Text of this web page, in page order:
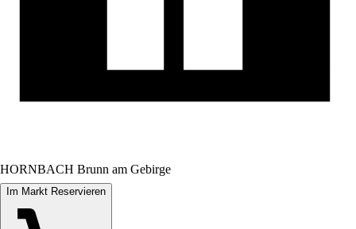
HORNBACH Brunn am Gebirge
Im Markt Reservieren